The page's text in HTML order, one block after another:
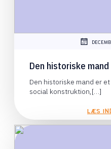
Den historiske mand
Den historiske mand er
social konstruktion,[…]
LÆS